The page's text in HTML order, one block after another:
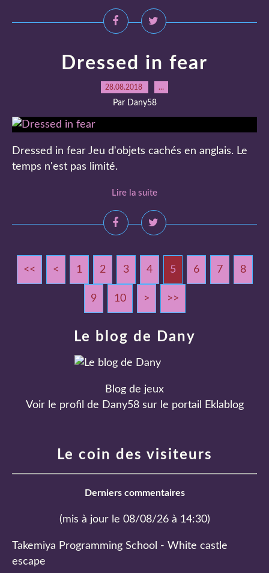
Dressed in fear
28.08.2018 …
Par Dany58
Dressed in fear Jeu d'objets cachés en anglais. Le
temps n'est pas limité.
Lire la suite
<< < 1 2 3 4 5 6 7 8
9 10 20
30
> >>
Le blog de Dany
Blog de jeux
Voir le profil de Dany58sur le portail Eklablog
Le coin des visiteurs
Derniers commentaires
(mis à jour le 08/08/26 à 14:30)
Takemiya Programming School - White castle
escape